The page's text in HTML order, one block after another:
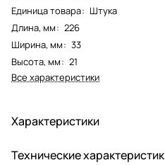
Единица товара: Штука
Длина, мм: 226
Ширина, мм: 33
Высота, мм: 21
Все характеристики
Характеристики
Технические